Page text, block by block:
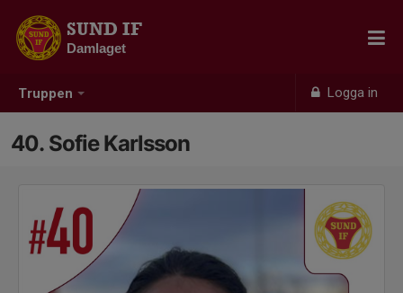
Truppen Logga in
SUND IF
Damlaget
40. Sofie Karlsson